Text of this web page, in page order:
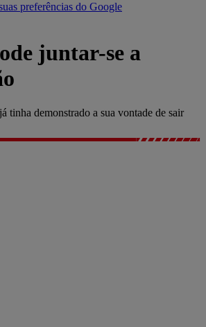
preferências do Google
juntar-se a
tinha demonstrado a sua vontade de sair